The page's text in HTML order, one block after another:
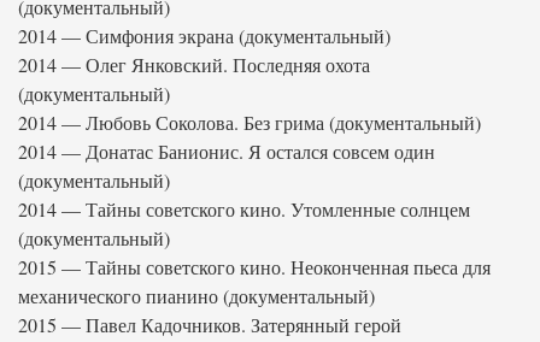
(документальный)
2014 — Симфония экрана (документальный)
2014 — Олег Янковский. Последняя охота
(документальный)
2014 — Любовь Соколова. Без грима (документальный)
2014 — Донатас Банионис. Я остался совсем один
(документальный)
2014 — Тайны советского кино. Утомленные солнцем
(документальный)
2015 — Тайны советского кино. Неоконченная пьеса для
механического пианино (документальный)
2015 — Павел Кадочников. Затерянный герой